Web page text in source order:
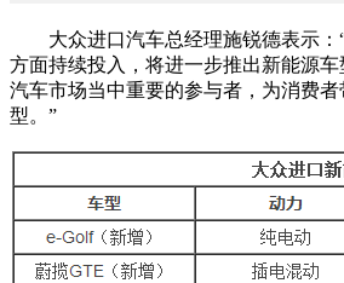
大众进口汽车总经理施锐德表示
方面持续投入，将进一步推出新能源
汽车市场当中重要的参与者，为消费
型。”